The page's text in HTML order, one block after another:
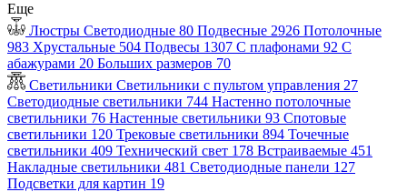
Еще
Люстры Светодиодные 80 Подвесные 2926 Потолочные
983 Хрустальные 504 Подвесы 1307 С плафонами 92 С
абажурами 20 Больших размеров 70
Светильники Светильники с пультом управления 27
Светодиодные светильники 744 Настенно потолочные
светильники 76 Настенные светильники 93 Спотовые
светильники 120 Трековые светильники 894 Точечные
светильники 409 Технический свет 178 Встраиваемые 451
Накладные светильники 481 Светодиодные панели 127
Подсветки для картин 19